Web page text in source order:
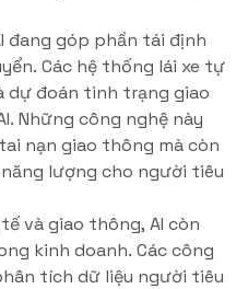
đang góp phần tái định
Các hệ thống lái xe tự
dự đoán tình trạng giao
Những công nghệ này
nạn giao thông mà còn
lượng cho người tiêu
và giao thông, AI còn
kinh doanh. Các công
tích dữ liệu người tiêu